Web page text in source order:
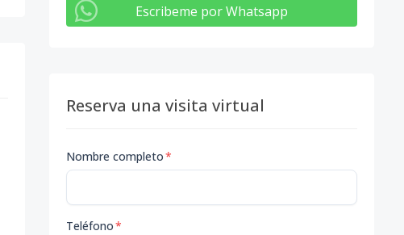
Escribeme por Whatsapp
Reserva una visita virtual
Nombre completo*
Teléfono*